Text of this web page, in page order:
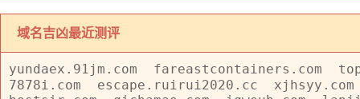
域名吉凶最近测评
yundaex.91jm.com fareastcontainers.com
7878i.com
escape.ruirui2020.cc
xjhsyy.com